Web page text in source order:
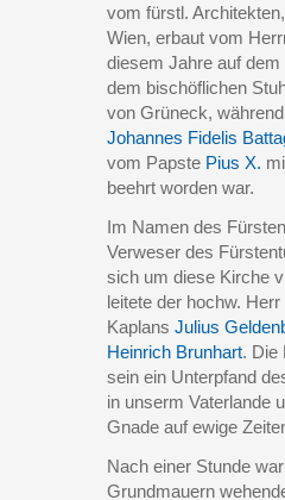
vom fürstl.
Wien, erbaut vom
diesem Jahre auf
dem bischöflichen
von Grüneck,
Johannes Fidelis
vom Papste Pius X.
beehrt worden war.
Im Namen des
Verweser des
sich um diese Kirche
leitete der hochw.
Kaplans Julius
Heinrich Brunhart. Die
sein ein Unterpfand
in unserm Vaterlande
Gnade auf ewige
Nach einer Stunde
Grundmauern